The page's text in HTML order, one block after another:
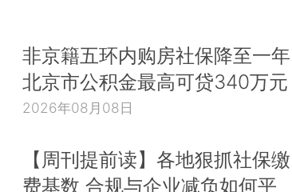
非京籍五环内购房社保降至一年
北京市公积金最高可贷340万元
2026年08月08日
【周刊提前读】各地狠抓社保缴
费基数 合规与企业减负如何平